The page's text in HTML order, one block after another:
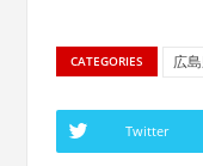
CATEGORIES 広
Twitter